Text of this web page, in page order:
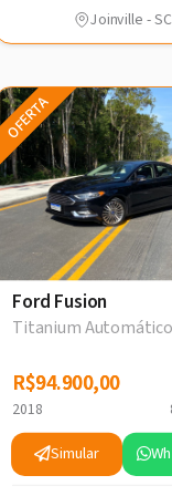
Joinville - SC
OFERTA
Ford Fusion
Titanium Automático
R$94.900,00
R$94.900,00
2018
Simular